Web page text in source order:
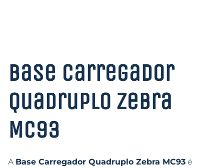
Base Carregador
Quadruplo Zebra
MC93
A Base Carregador Quadruplo Zebra MC93 é